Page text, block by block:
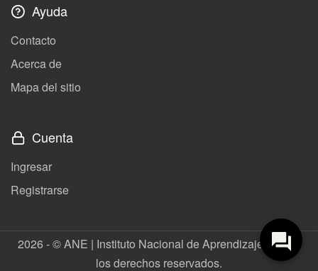
Ayuda
Contacto
Acerca de
Mapa del sitio
Cuenta
Ingresar
Registrarse
2026 - © ANE | Instituto Nacional de Aprendizaje. Todos
los derechos reservados.